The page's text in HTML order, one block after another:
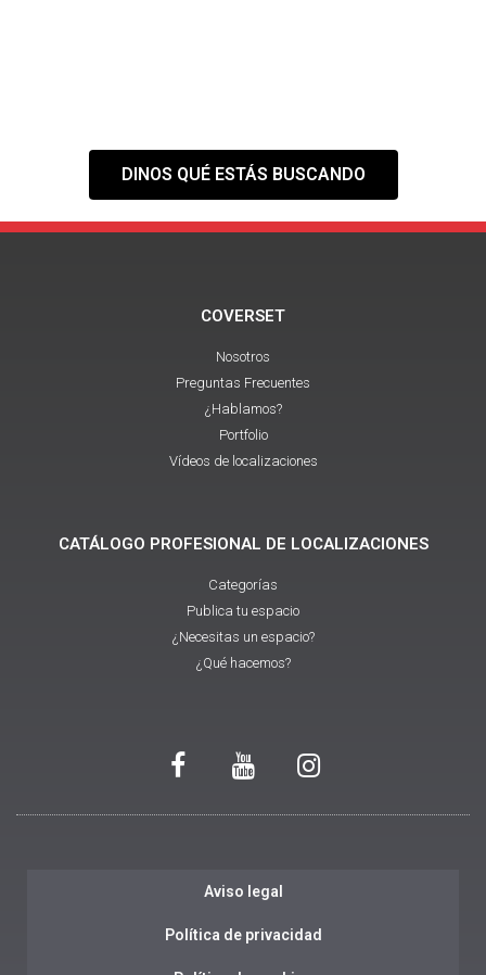
DINOS QUÉ ESTÁS BUSCANDO
COVERSET
Nosotros
Preguntas Frecuentes
¿Hablamos?
Portfolio
Vídeos de localizaciones
CATÁLOGO PROFESIONAL DE LOCALIZACIONES
Categorías
Publica tu espacio
¿Necesitas un espacio?
¿Qué hacemos?
Aviso legal
Política de privacidad